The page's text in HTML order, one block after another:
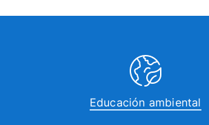
Educación ambiental